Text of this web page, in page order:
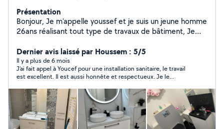
Présentation
Bonjour, Je m'appelle youssef et je suis un jeune homme
26ans réalisant tout type de travaux de bâtiment, Je
maintenance plomberie et chauffage, Je touche tout le
domaine et je suis expérimenté depuis plusieurs année,
la qualité et la ponctualité sont mes priorités. N'hésitez
pas à me contacter. YOUSSEF SERVICES
Dernier avis laissé par Houssem : 5/5
Il y a plus de 6 mois
J’ai fait appel à Youcef pour une installation sanitaire, le travail
est excellent. Il est aussi honnête et respectueux. Je le